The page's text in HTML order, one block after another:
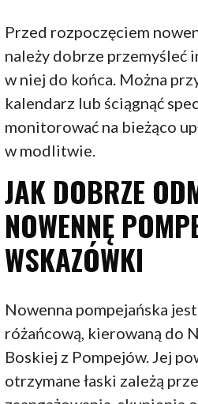
Przed rozpoczęciem
należy dobrze przemyśleć
w niej do końca. Można
kalendarz lub ściągnąć
monitorować na bieżąco
w modlitwie.
JAK DOBRZE
NOWENNĘ
WSKAZÓWKI
Nowenna pompejańska
różańcową, kierowaną do
Boskiej z Pompejów. Jej
otrzymane łaski zależą